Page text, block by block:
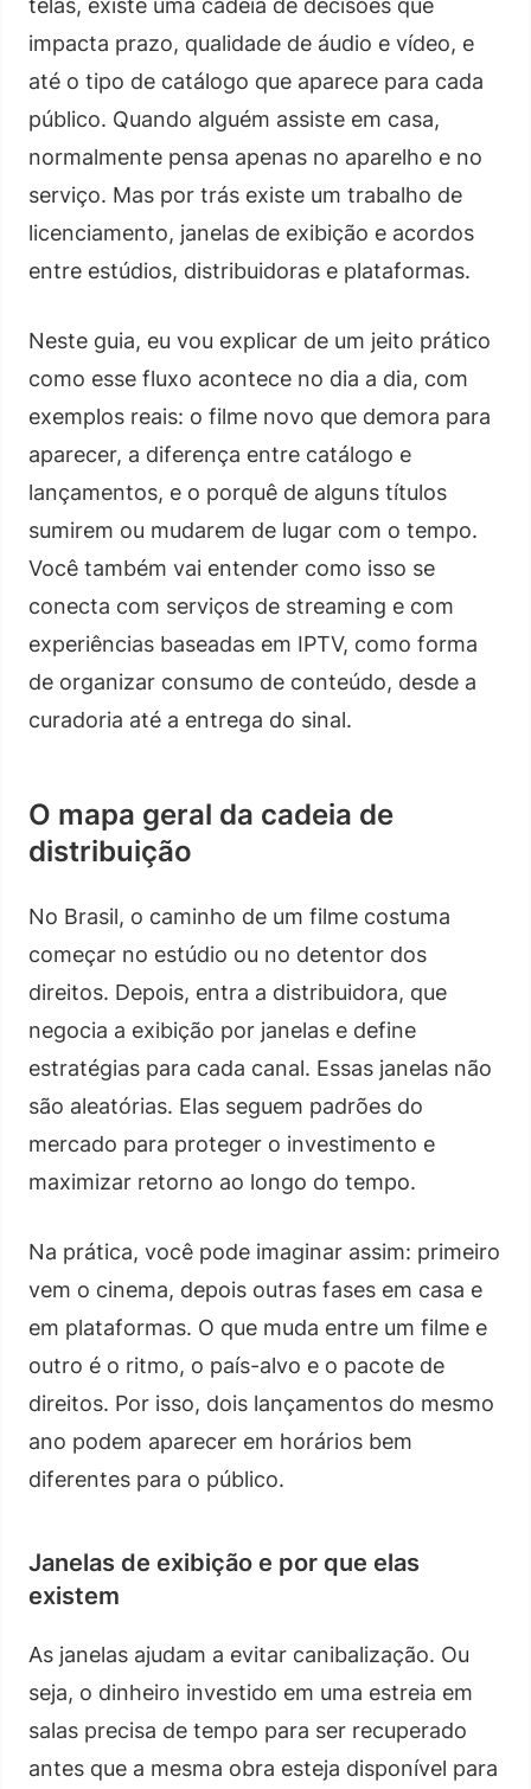
telas, existe uma cadeia de decisões que
impacta prazo, qualidade de áudio e vídeo, e
até o tipo de catálogo que aparece para cada
público. Quando alguém assiste em casa,
normalmente pensa apenas no aparelho e no
serviço. Mas por trás existe um trabalho de
licenciamento, janelas de exibição e acordos
entre estúdios, distribuidoras e plataformas.
Neste guia, eu vou explicar de um jeito prático
como esse fluxo acontece no dia a dia, com
exemplos reais: o filme novo que demora para
aparecer, a diferença entre catálogo e
lançamentos, e o porquê de alguns títulos
sumirem ou mudarem de lugar com o tempo.
Você também vai entender como isso se
conecta com serviços de streaming e com
experiências baseadas em IPTV, como forma
de organizar consumo de conteúdo, desde a
curadoria até a entrega do sinal.
O mapa geral da cadeia de
distribuição
No Brasil, o caminho de um filme costuma
começar no estúdio ou no detentor dos
direitos. Depois, entra a distribuidora, que
negocia a exibição por janelas e define
estratégias para cada canal. Essas janelas não
são aleatórias. Elas seguem padrões do
mercado para proteger o investimento e
maximizar retorno ao longo do tempo.
Na prática, você pode imaginar assim: primeiro
vem o cinema, depois outras fases em casa e
em plataformas. O que muda entre um filme e
outro é o ritmo, o país-alvo e o pacote de
direitos. Por isso, dois lançamentos do mesmo
ano podem aparecer em horários bem
diferentes para o público.
Janelas de exibição e por que elas
existem
As janelas ajudam a evitar canibalização. Ou
seja, o dinheiro investido em uma estreia em
salas precisa de tempo para ser recuperado
antes que a mesma obra esteja disponível para